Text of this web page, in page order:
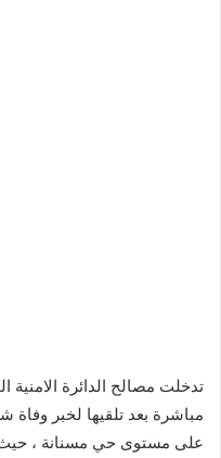
تدخلت مصالح الدائرة الامنية
مباشرة بعد تلقيها لخبر
على مستوى حي مسنانة ، حيث